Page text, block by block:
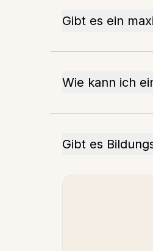
Gibt es ein
Wie kann ich
Gibt es